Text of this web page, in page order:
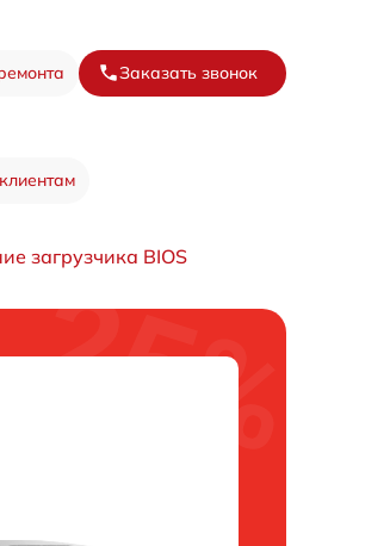
Заказать звонок
загрузчика BIOS